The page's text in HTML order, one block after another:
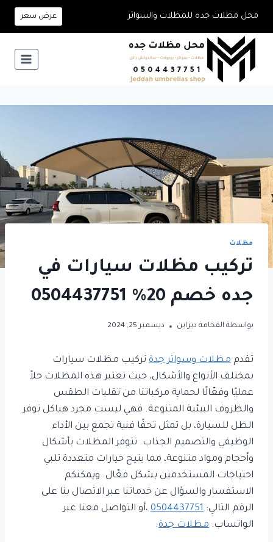
المحتوى
محل مظلات جده للمظلات والسواتر عرض سعر
مظلات
تركيب مظلات سيارات في
جده خصم 20% 0504437751
بواسطة الفخامة ديزاين ديسمبر 25, 2024
تقدم مظلات وسواتر جدة تركيب مظلات سيارات
بمختلف الأنواع والأشكال، حيث تعتبر هذه المظلات حلاً
عمليًا وفعّالًا لحماية مركباتنا من تقلبات الطقس
والظروف البيئية المتنوعة. فهي ليست مجرد هياكل توفر
الظل للسيارة، بل تمثل تحفًا فنية تجمع بين الأداء
الوظيفي والتصميم الجذاب. تتوفر المظلات بأشكال
وأحجام ومواد متنوعة، مما يتيح خيارات متعددة تلبي
احتياجات المستخدمين بشكل فعّال. ويمكنكم
الاستفسار والسؤال عن خدماتنا عبر الاتصال بنا على
الرقم التالي: 0504437751 ،أو التواصل معنا عبر
الواتساب: مظلات جدة.